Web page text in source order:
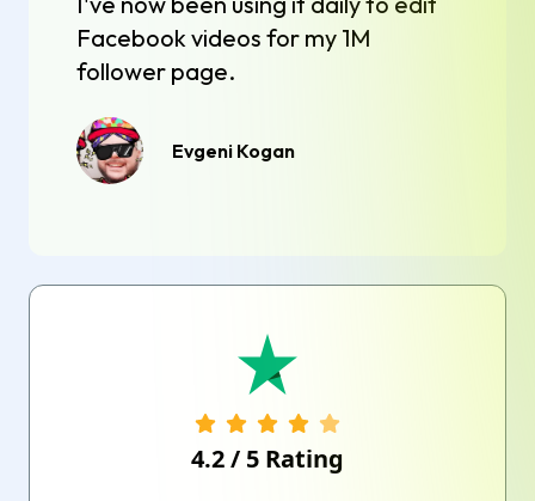
Facebook videos for my 1M
follower page.
Evgeni Kogan
4.2/ 5 Rating